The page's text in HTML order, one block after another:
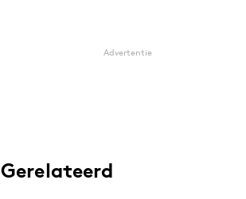
Advertentie
Gerelateerd